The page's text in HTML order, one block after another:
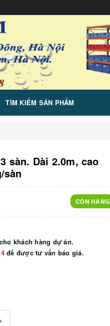
TÌM KIẾM SẢN PHẨM
sàn. Dài 2.0m, cao
sàn
CÒN HÀNG
khách hàng dự án.
để được tư vấn báo giá.